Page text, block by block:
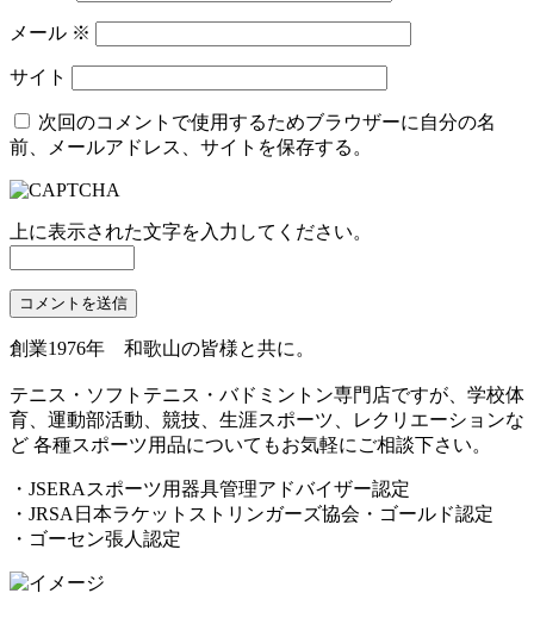
メール ※
サイト
次回のコメントで使用するためブラウザーに自分の名
前、メールアドレス、サイトを保存する。
上に表示された文字を入力してください。
創業1976年 和歌山の皆様と共に。
テニス・ソフトテニス・バドミントン専門店ですが、学校体
育、運動部活動、競技、生涯スポーツ、レクリエーションな
ど 各種スポーツ用品についてもお気軽にご相談下さい。
・JSERAスポーツ用器具管理アドバイザー認定
・JRSA日本ラケットストリンガーズ協会・ゴールド認定
・ゴーセン張人認定